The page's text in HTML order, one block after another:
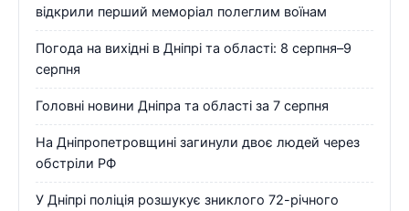
відкрили перший меморіал полеглим воїнам
Погода на вихідні в Дніпрі та області: 8 серпня–9
серпня
Головні новини Дніпра та області за 7 серпня
На Дніпропетровщині загинули двоє людей через
обстріли РФ
У Дніпрі поліція розшукує зниклого 72-річного